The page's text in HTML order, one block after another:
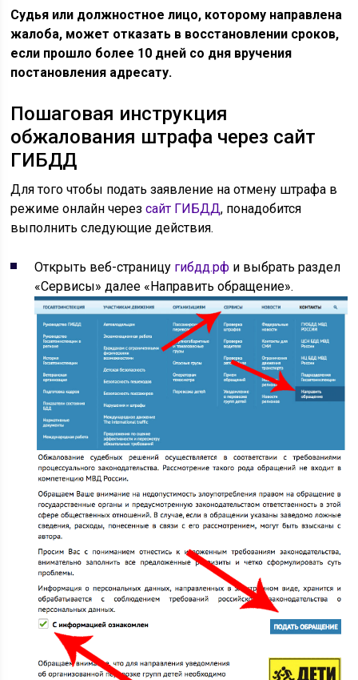
Судья или должностное лицо, которому направлена
жалоба, может отказать в восстановлении сроков,
если прошло более 10 дней со дня вручения
постановления адресату.
Пошаговая инструкция
обжалования штрафа через сайт
ГИБДД
Для того чтобы подать заявление на отмену штрафа в
режиме онлайн черезсайт ГИБДД, понадобится
выполнить следующие действия.
Открыть веб-страницу гибдд.рф и выбрать раздел
«Сервисы» далее «Направить обращение».